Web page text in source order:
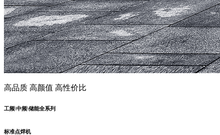
高品质 高颜值 高性价比
工频\中频\储能全系列
标准点焊机